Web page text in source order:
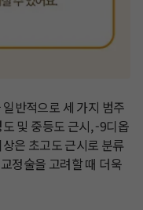
반적으로 세 가지 범주
및 중등도 근시, -9디옵
은 초고도 근시로 분류
정술을 고려할 때 더욱